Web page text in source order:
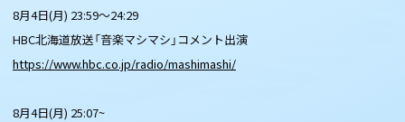
8月4日(月) 23:59～24:29
HBC北海道放送「音楽マシマシ」コメント出演
https://www.hbc.co.jp/radio/mashimashi/
8月4日(月) 25:07~